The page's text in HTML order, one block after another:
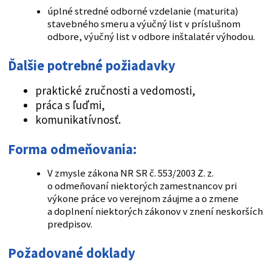
úplné stredné odborné vzdelanie (maturita)
stavebného smeru a výučný list v príslušnom
odbore, výučný list v odbore inštalatér výhodou.
Ďalšie potrebné požiadavky
praktické zručnosti a vedomosti,
práca s ľuďmi,
komunikatívnosť.
Forma odmeňovania:
V zmysle zákona NR SR č. 553/2003 Z. z.
o odmeňovaní niektorých zamestnancov pri
výkone práce vo verejnom záujme a o zmene
a doplnení niektorých zákonov v znení neskorších
predpisov.
Požadované doklady